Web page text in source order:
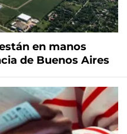
en manos
de Buenos Aires